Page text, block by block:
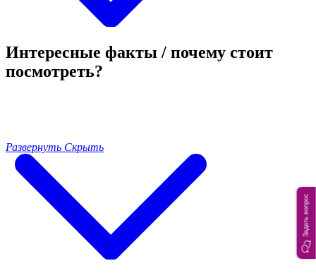
Интересные факты / почему стоит
посмотреть?
Развернуть Скрыть
Задать вопрос